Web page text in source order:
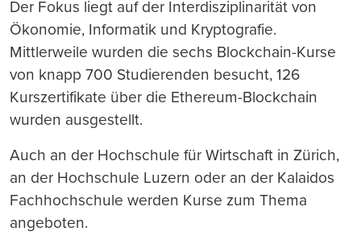
Der Fokus liegt auf der Interdisziplinarität von
Ökonomie, Informatik und Kryptografie.
Mittlerweile wurden die sechs Blockchain-Kurse
von knapp 700 Studierenden besucht, 126
Kurszertifikate über die Ethereum-Blockchain
wurden ausgestellt.
Auch an der Hochschule für Wirtschaft in Zürich,
an der Hochschule Luzern oder an der Kalaidos
Fachhochschule werden Kurse zum Thema
angeboten.